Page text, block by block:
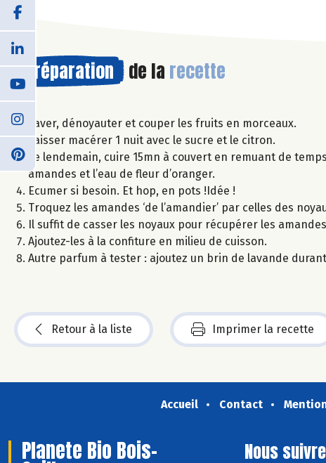
Préparation de la recette
Laver, dénoyauter et couper les fruits en morceaux.
Laisser macérer 1 nuit avec le sucre et le citron.
Le lendemain, cuire 15mn à couvert en remuant de
amandes et l’eau de fleur d’oranger.
Ecumer si besoin. Et hop, en pots !Idée !
Troquez les amandes ‘de l’amandier’ par celles des
Il suffit de casser les noyaux pour récupérer les
Ajoutez-les à la confiture en milieu de cuisson.
Autre parfum à tester : ajoutez un brin de lavande
Retour à la liste Imprimer la recette
Accueil Contact
Planete Bio Bois- Nous